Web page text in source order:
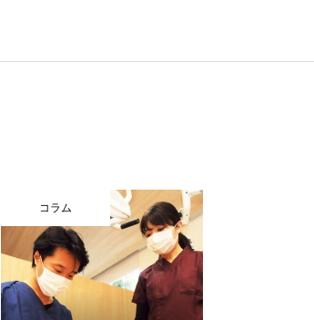
歯科助手の1日
スタッフの声
求める人物像
募集要項
コラム